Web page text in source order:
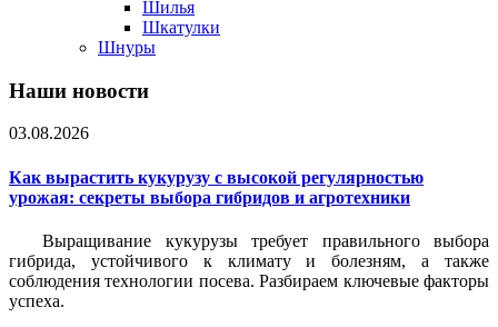
Шилья
Шкатулки
Шнуры
Наши новости
03.08.2026
Как вырастить кукурузу с высокой регулярностью
урожая: секреты выбора гибридов и агротехники
Выращивание кукурузы требует правильного выбора
гибрида, устойчивого к климату и болезням, а также
соблюдения технологии посева. Разбираем ключевые факторы
успеха.